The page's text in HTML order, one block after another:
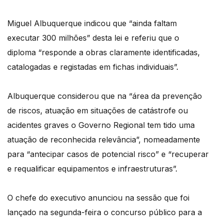
Miguel Albuquerque indicou que “ainda faltam
executar 300 milhões” desta lei e referiu que o
diploma “responde a obras claramente identificadas,
catalogadas e registadas em fichas individuais”.
Albuquerque considerou que na “área da prevenção
de riscos, atuação em situações de catástrofe ou
acidentes graves o Governo Regional tem tido uma
atuação de reconhecida relevância”, nomeadamente
para “antecipar casos de potencial risco” e “recuperar
e requalificar equipamentos e infraestruturas”.
O chefe do executivo anunciou na sessão que foi
lançado na segunda-feira o concurso público para a